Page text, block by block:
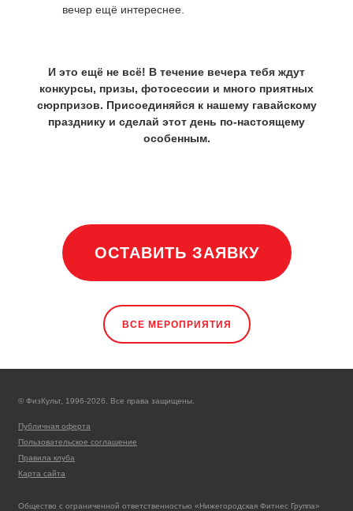
вечер ещё интереснее.
И это ещё не всё! В течение вечера тебя ждут
конкурсы, призы, фотосессии и много приятных
сюрпризов. Присоединяйся к нашему гавайскому
празднику и сделай этот день по-настоящему
особенным.
ОСТАВИТЬ ЗАЯВКУ
ВСЕ МЕРОПРИЯТИЯ
© ФизКульт, 1996-2026. Все права защищены.
Публичная оферта
Пользовательское соглашение
Правила клуба
Карта сайта
Общество с ограниченной ответственностью «Нижегородская Фитнес Группа»